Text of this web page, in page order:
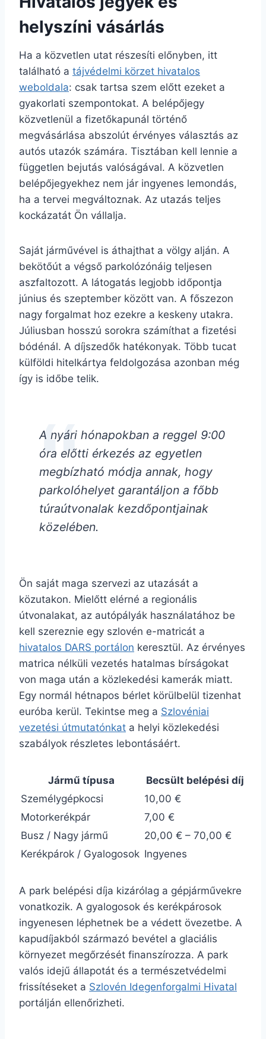
helyszíni vásárlás
Ha a közvetlen utat részesíti előnyben, itt
található a tájvédelmi körzet hivatalos
weboldala: csak tartsa szem előtt ezeket a
gyakorlati szempontokat. A belépőjegy
közvetlenül a fizetőkapunál történő
megvásárlása abszolút érvényes választás az
autós utazók számára. Tisztában kell lennie a
független bejutás valóságával. A közvetlen
belépőjegyekhez nem jár ingyenes lemondás,
ha a tervei megváltoznak. Az utazás teljes
kockázatát Ön vállalja.
Saját járművével is áthajthat a völgy alján. A
bekötőút a végső parkolózónáig teljesen
aszfaltozott. A látogatás legjobb időpontja
június és szeptember között van. A főszezon
nagy forgalmat hoz ezekre a keskeny utakra.
Júliusban hosszú sorokra számíthat a fizetési
bódénál. A díjszedők hatékonyak. Több tucat
külföldi hitelkártya feldolgozása azonban még
így is időbe telik.
A nyári hónapokban a reggel 9:00
óra előtti érkezés az egyetlen
megbízható módja annak, hogy
parkolóhelyet garantáljon a főbb
túraútvonalak kezdőpontjainak
közelében.
Ön saját maga szervezi az utazását a
közutakon. Mielőtt elérné a regionális
útvonalakat, az autópályák használatához be
kell szereznie egy szlovén e-matricát a
hivatalos DARS portálon keresztül. Az érvényes
matrica nélküli vezetés hatalmas bírságokat
von maga után a közlekedési kamerák miatt.
Egy normál hétnapos bérlet körülbelül tizenhat
euróba kerül. Tekintse meg a Szlovéniai
vezetési útmutatónkat a helyi közlekedési
szabályok részletes lebontásáért.
Jármű típusa
Becsült belépési díj
Személygépkocsi
10,00 €
Motorkerékpár
7,00 €
Busz / Nagy jármű
20,00 € – 70,00 €
Kerékpárok / Gyalogosok Ingyenes
A park belépési díja kizárólag a gépjárművekre
vonatkozik. A gyalogosok és kerékpárosok
ingyenesen léphetnek be a védett övezetbe. A
kapudíjakból származó bevétel a glaciális
környezet megőrzését finanszírozza. A park
valós idejű állapotát és a természetvédelmi
frissítéseket a Szlovén Idegenforgalmi Hivatal
portálján ellenőrizheti.